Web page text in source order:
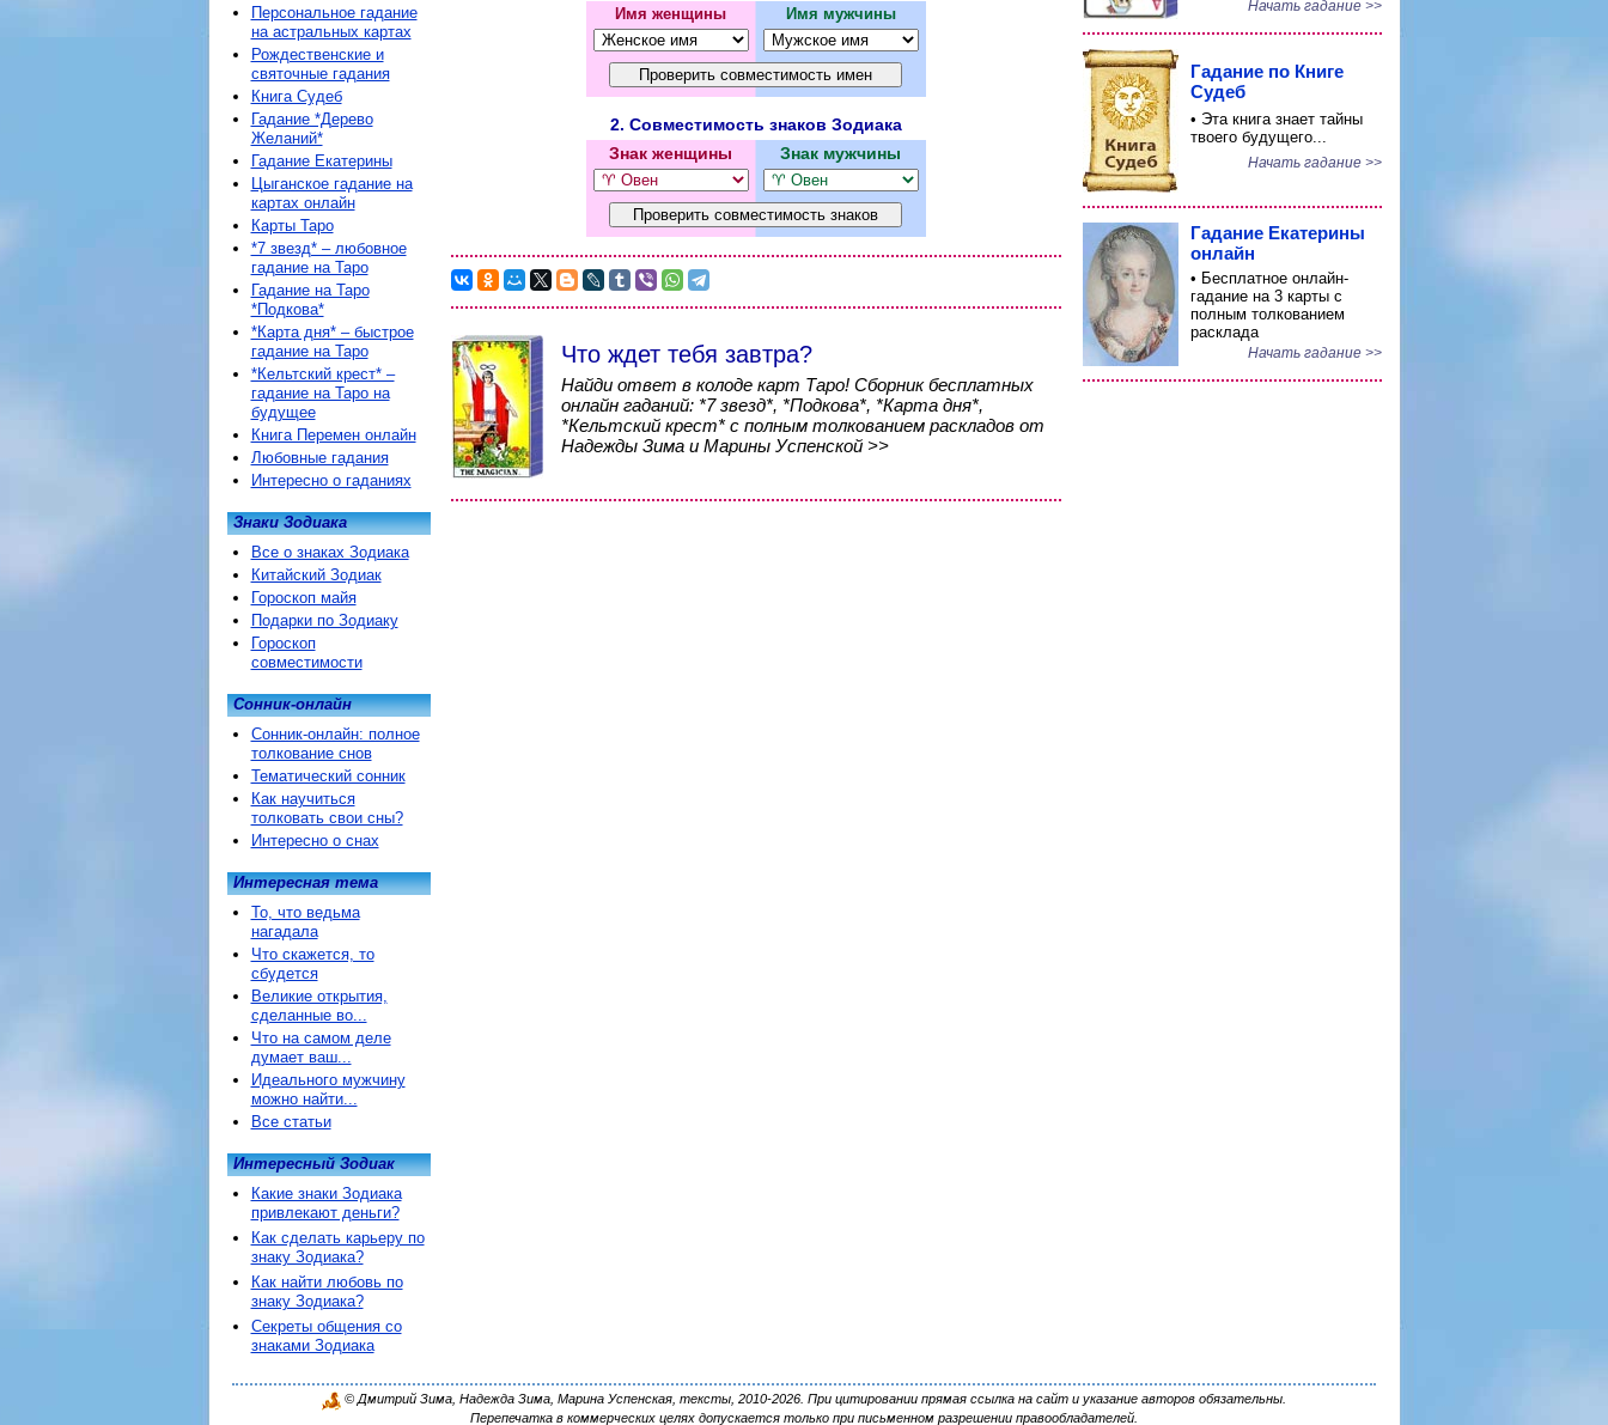
Имя женщины Имя мужчины
2. Совместимость знаков Зодиака
Знак женщины
Знак мужчины
Что ждет тебя завтра?
Найди ответ в колоде карт Таро! Сборник бесплатных
онлайн гаданий: *7 звезд*, *Подкова*, *Карта дня*,
*Кельтский крест* с полным толкованием раскладов от
Надежды Зима и Марины Успенской >>
Персональное гадание
на астральных картах
Рождественские и
святочные гадания
Книга Судеб
Гадание *Дерево
Желаний*
Гадание Екатерины
Цыганское гадание на
картах онлайн
Карты Таро
*7 звезд* – любовное
гадание на Таро
Гадание на Таро
*Подкова*
*Карта дня* – быстрое
гадание на Таро
*Кельтский крест* –
гадание на Таро на
будущее
Книга Перемен онлайн
Любовные гадания
Интересно о гаданиях
Знаки Зодиака
Все о знаках Зодиака
Китайский Зодиак
Гороскоп майя
Подарки по Зодиаку
Гороскоп
совместимости
Сонник-онлайн
Сонник-онлайн: полное
толкование снов
Тематический сонник
Как научиться
толковать свои сны?
Интересно о снах
Интересная тема
То, что ведьма
нагадала
Что скажется, то
сбудется
Великие открытия,
сделанные во...
Что на самом деле
думает ваш...
Идеального мужчину
можно найти...
Все статьи
Интересный Зодиак
Какие знаки Зодиака
привлекают деньги?
Как сделать карьеру по
знаку Зодиака?
Как найти любовь по
знаку Зодиака?
Секреты общения со
знаками Зодиака
Начать гадание >>
Гадание по Книге
Судеб
• Эта книга знает тайны
твоего будущего...
Начать гадание >>
Гадание Екатерины
онлайн
• Бесплатное онлайн-
гадание на 3 карты с
полным толкованием
расклада
Начать гадание >>
© Дмитрий Зима, Надежда Зима, Марина Успенская, тексты, 2010-2026. При цитировании прямая ссылка на сайт и указание авторов обязательны.
Перепечатка в коммерческих целях допускается только при письменном разрешении правообладателей.